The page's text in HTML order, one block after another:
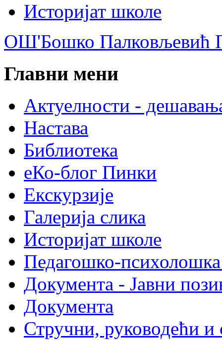
Историјат школе
ОШ'Бошко Палковљевић
Главни мени
Актуелности -
Настава
Библиотека
еКо-блог Пинки
Екскурзије
Галерија слика
Историјат школе
Педагошко-психолошка
Документа - Јавни
Документа
Стручни, руководећи и